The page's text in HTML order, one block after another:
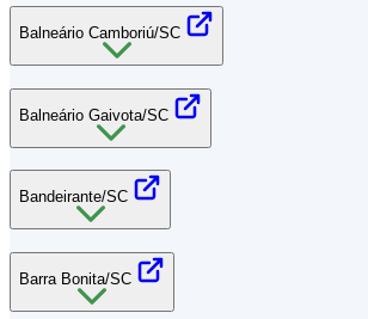
Balneário Camboriú/SC
Balneário Gaivota/SC
Bandeirante/SC
Barra Bonita/SC